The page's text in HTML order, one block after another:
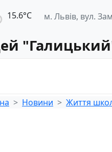
15.6°С м. Львів, вул.
Новини Життя